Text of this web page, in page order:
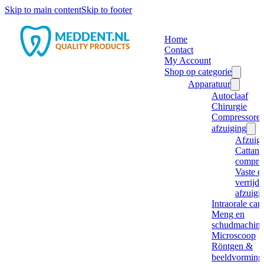
Skip to main contentSkip to footer
Home
Contact
My Account
Shop op categorie
Apparatuur
Autoclaaf
Chirurgie
afzuiging
Cattani
Vaste
Intraorale
Meng en
Microscoop
Röntgen &
beeldvorming